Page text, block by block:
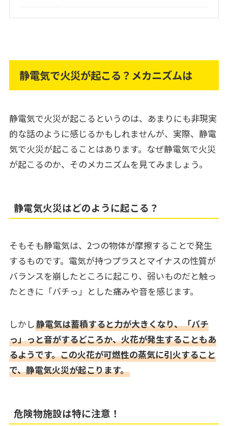
静電気で火災が起こる？メカニズムは
静電気で火災が起こるというのは、あまりにも非現実
的な話のように感じるかもしれませんが、実際、静電
気で火災が起こることはあります。なぜ静電気で火災
が起こるのか、そのメカニズムを見てみましょう。
静電気火災はどのように起こる？
そもそも静電気は、2つの物体が摩擦することで発生
するものです。電気が持つプラスとマイナスの性質が
バランスを崩したところに起こり、弱いものだと触っ
たときに「バチっ」とした痛みや音を感じます。
しかし静電気は蓄積すると力が大きくなり、「バチ
っ」っと音がするどころか、火花が発生することもあ
るようです。この火花が可燃性の蒸気に引火すること
で、静電気火災が起こります。
危険物施設は特に注意！